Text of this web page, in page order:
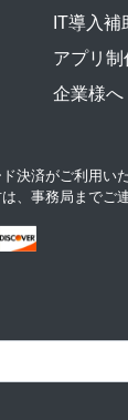
IT導入補
アプリ制
企業様へ
決済がご利用い
、事務局までご